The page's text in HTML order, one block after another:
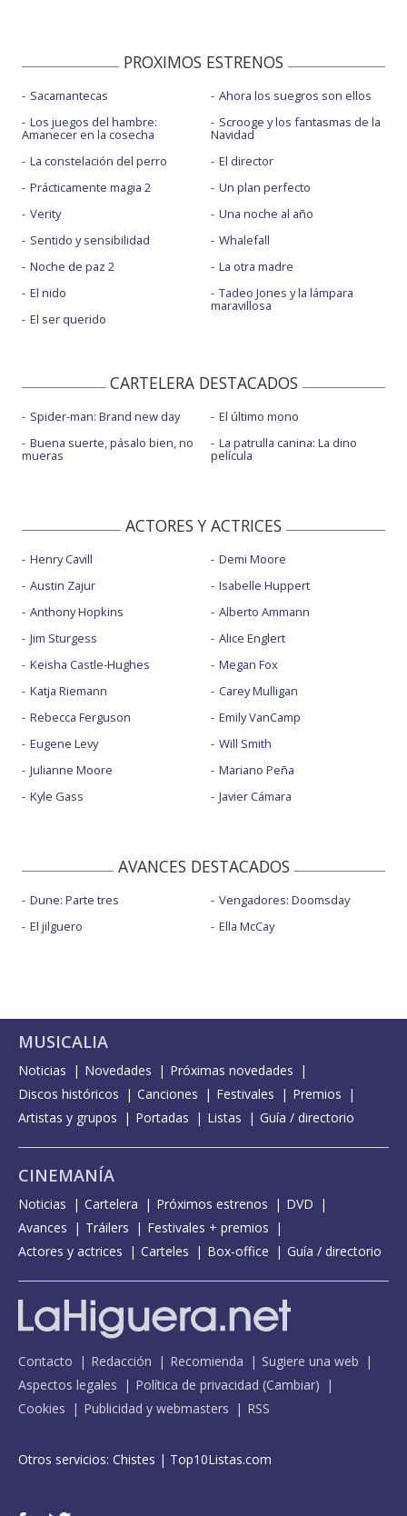
PROXIMOS ESTRENOS
Sacamantecas
Los juegos del hambre:
Amanecer en la cosecha
La constelación del perro
Prácticamente magia 2
Verity
Sentido y sensibilidad
Noche de paz 2
El nido
El ser querido
Ahora los suegros son ellos
Scrooge y los fantasmas de la
Navidad
El director
Un plan perfecto
Una noche al año
Whalefall
La otra madre
Tadeo Jones y la lámpara
maravillosa
CARTELERA DESTACADOS
Spider-man: Brand new day
Buena suerte, pásalo bien, no
mueras
El último mono
La patrulla canina: La dino
película
ACTORES Y ACTRICES
Henry Cavill
Austin Zajur
Anthony Hopkins
Jim Sturgess
Keisha Castle-Hughes
Katja Riemann
Rebecca Ferguson
Eugene Levy
Julianne Moore
Kyle Gass
Demi Moore
Isabelle Huppert
Alberto Ammann
Alice Englert
Megan Fox
Carey Mulligan
Emily VanCamp
Will Smith
Mariano Peña
Javier Cámara
AVANCES DESTACADOS
Dune: Parte tres
El jilguero
Vengadores: Doomsday
Ella McCay
MUSICALIA
Noticias Novedades
Próximas novedades
Discos históricos
Canciones Festivales
Premios
Artistas y grupos
Portadas Listas Guía / directorio
CINEMANÍA
Noticias Cartelera Próximos estrenos
DVD
Avances
Tráilers
Festivales + premios
Actores y actrices
Carteles Box-office Guía / directorio
Contacto Redacción Recomienda
Sugiere una web
Aspectos legales
Política de privacidad (Cambiar)
Cookies
Publicidad y webmasters RSS
Otros servicios: Chistes | Top10Listas.com